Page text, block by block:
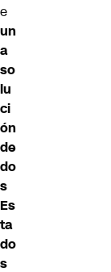
e
un
a
so
lu
ci
ón
de
do
s
Es
ta
do
s